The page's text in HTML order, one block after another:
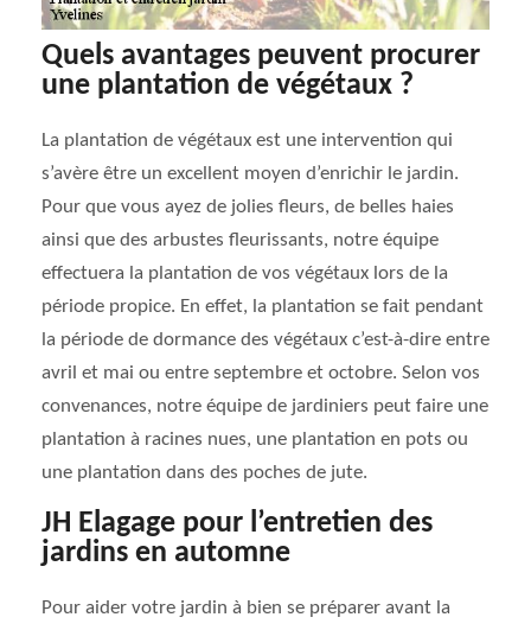
Quels avantages peuvent procurer
une plantation de végétaux ?
La plantation de végétaux est une intervention qui
s’avère être un excellent moyen d’enrichir le jardin.
Pour que vous ayez de jolies fleurs, de belles haies
ainsi que des arbustes fleurissants, notre équipe
effectuera la plantation de vos végétaux lors de la
période propice. En effet, la plantation se fait pendant
la période de dormance des végétaux c’est-à-dire entre
avril et mai ou entre septembre et octobre. Selon vos
convenances, notre équipe de jardiniers peut faire une
plantation à racines nues, une plantation en pots ou
une plantation dans des poches de jute.
JH Elagage pour l’entretien des
jardins en automne
Pour aider votre jardin à bien se préparer avant la